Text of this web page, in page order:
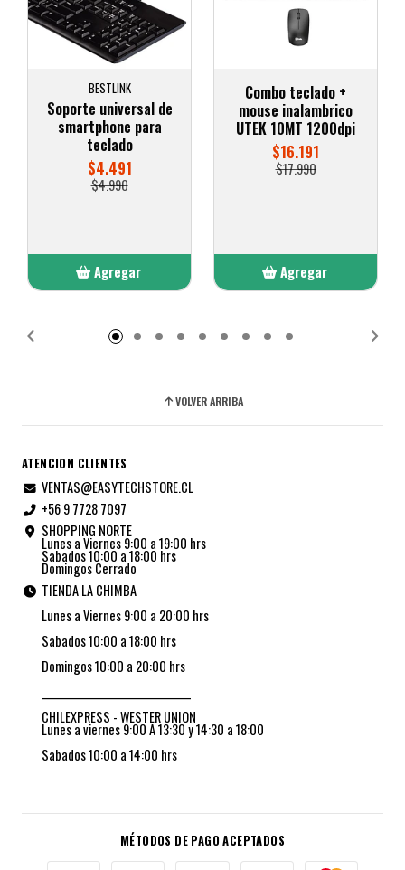
BESTLINK
Soporte universal de
smartphone para
teclado
$4.491
$4.990
Agregar
Combo teclado +
mouse inalambrico
UTEK 10MT 1200dpi
$16.191
$17.990
Agregar
VOLVER ARRIBA
ATENCION CLIENTES
VENTAS@EASYTECHSTORE.CL
+56 9 7728 7097
SHOPPING NORTE
Lunes a Viernes 9:00 a 19:00 hrs
Sabados 10:00 a 18:00 hrs
Domingos Cerrado
TIENDA LA CHIMBA
Lunes a Viernes 9:00 a 20:00 hrs
Sabados 10:00 a 18:00 hrs
Domingos 10:00 a 20:00 hrs
CHILEXPRESS - WESTER UNION
Lunes a viernes 9:00 A 13:30 y 14:30 a 18:00
Sabados 10:00 a 14:00 hrs
MÉTODOS DE PAGO ACEPTADOS